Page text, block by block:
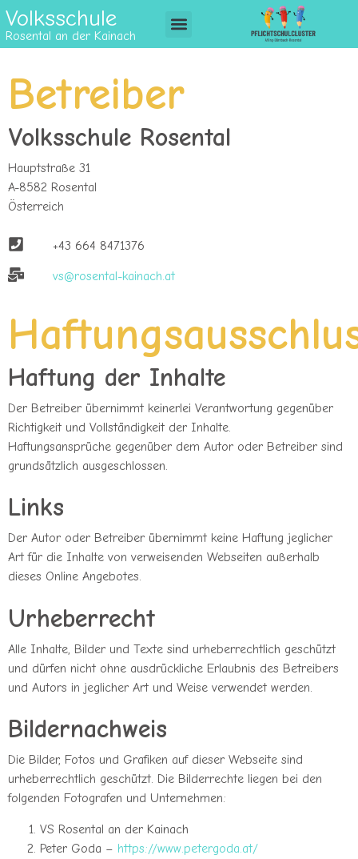
Volksschule
Rosental an der Kainach
Betreiber
Volksschule Rosental
Hauptstraße 31
A-8582 Rosental
Österreich
+43 664 8471376
vs@rosental-kainach.at
Haftung der Inhalte
Der Betreiber übernimmt keinerlei Verantwortung gegenüber
Richtigkeit und Vollständigkeit der Inhalte.
Haftungsansprüche gegenüber dem Autor oder Betreiber sind
grundsätzlich ausgeschlossen.
Links
Der Autor oder Betreiber übernimmt keine Haftung jeglicher
Art für die Inhalte von verweisenden Webseiten außerhalb
dieses Online Angebotes.
Urheberrecht
Alle Inhalte, Bilder und Texte sind urheberrechtlich geschützt
und dürfen nicht ohne ausdrückliche Erlaubnis des Betreibers
und Autors in jeglicher Art und Weise verwendet werden.
Bildernachweis
Die Bilder, Fotos und Grafiken auf dieser Webseite sind
urheberrechtlich geschützt. Die Bilderrechte liegen bei den
folgenden Fotografen und Unternehmen:
VS Rosental an der Kainach
Peter Goda – https://www.petergoda.at/